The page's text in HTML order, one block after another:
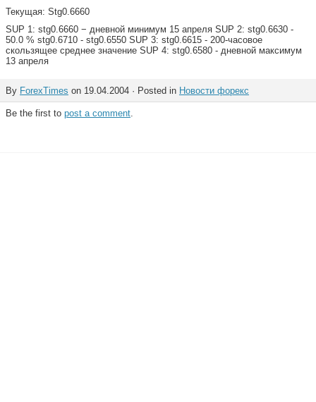
Текущая: Stg0.6660
SUP 1: stg0.6660 − дневной минимум 15 апреля SUP 2: stg0.6630 -
50.0 % stg0.6710 - stg0.6550 SUP 3: stg0.6615 - 200-часовое
скользящее среднее значение SUP 4: stg0.6580 - дневной максимум
13 апреля
By ForexTimes on 19.04.2004 · Posted in Новости форекс
Be the first to post a comment.